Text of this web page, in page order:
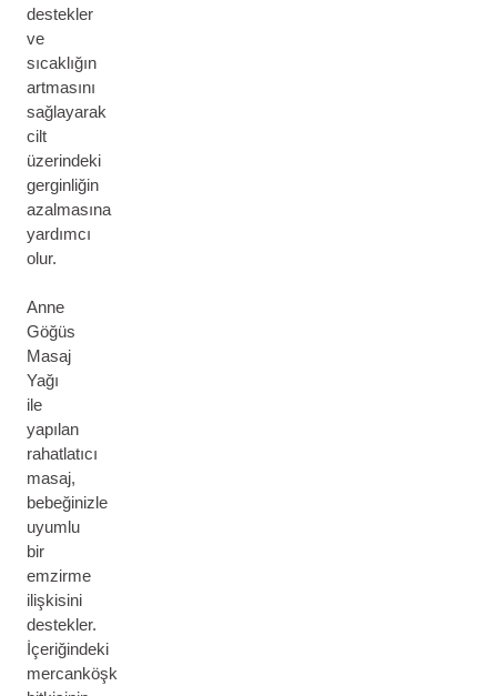
destekler
ve
sıcaklığın
artmasını
sağlayarak
cilt
üzerindeki
gerginliğin
azalmasına
yardımcı
olur.
Anne
Göğüs
Masaj
Yağı
ile
yapılan
rahatlatıcı
masaj,
bebeğinizle
uyumlu
bir
emzirme
ilişkisini
destekler.
İçeriğindeki
mercanköşk